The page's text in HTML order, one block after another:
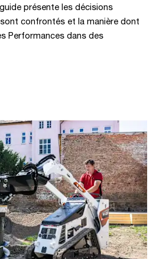
présente les décisions
confrontés et la manière dont
Performances dans des